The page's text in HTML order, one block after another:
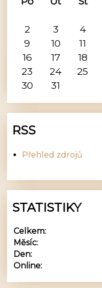
2
3 4
9
10 11
16
17 18
23
24 25
30
31
RSS
Přehled zdrojů
STATISTIKY
Online:
Celkem:
Měsíc:
Den: